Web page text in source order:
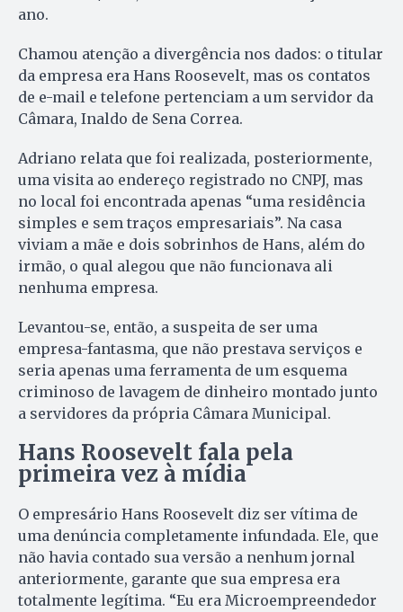
ano.
Chamou atenção a divergência nos dados: o titular
da empresa era Hans Roosevelt, mas os contatos
de e-mail e telefone pertenciam a um servidor da
Câmara, Inaldo de Sena Correa.
Adriano relata que foi realizada, posteriormente,
uma visita ao endereço registrado no CNPJ, mas
no local foi encontrada apenas “uma residência
simples e sem traços empresariais”. Na casa
viviam a mãe e dois sobrinhos de Hans, além do
irmão, o qual alegou que não funcionava ali
nenhuma empresa.
Levantou-se, então, a suspeita de ser uma
empresa-fantasma, que não prestava serviços e
seria apenas uma ferramenta de um esquema
criminoso de lavagem de dinheiro montado junto
a servidores da própria Câmara Municipal.
Hans Roosevelt fala pela
primeira vez à mídia
O empresário Hans Roosevelt diz ser vítima de
uma denúncia completamente infundada. Ele, que
não havia contado sua versão a nenhum jornal
anteriormente, garante que sua empresa era
totalmente legítima. “Eu era Microempreendedor